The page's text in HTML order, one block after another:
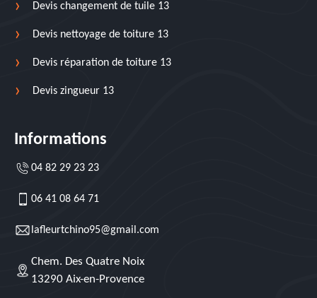
Devis changement de tuile 13
Devis nettoyage de toiture 13
Devis réparation de toiture 13
Devis zingueur 13
Informations
04 82 29 23 23
06 41 08 64 71
lafleurtchino95@gmail.com
Chem. Des Quatre Noix
13290 Aix-en-Provence